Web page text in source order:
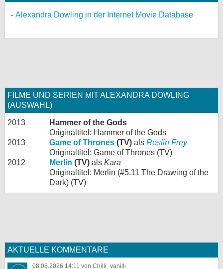
Alexandra Dowling in der Internet Movie Database
FILME UND SERIEN MIT ALEXANDRA DOWLING
(AUSWAHL)
2013
Hammer of the Gods
Originaltitel: Hammer of the Gods
2013
Game of Thrones (TV) als Roslin Frey
Originaltitel: Game of Thrones (TV)
2012
Merlin (TV) als Kara
Originaltitel: Merlin (#5.11 The Drawing of the
Dark) (TV)
AKTUELLE KOMMENTARE
08.08.2026 14:11 von Chilli_vanilli
myFanbase